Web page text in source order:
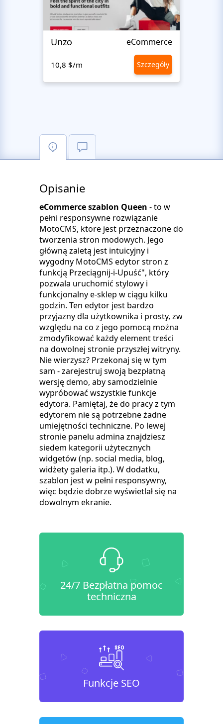
Unzo eCommerce
10,8 $/m Szczegóły
Opisanie
eCommerce szablon Queen - to w
pełni responsywne rozwiązanie
MotoCMS, ktore jest przeznaczone do
tworzenia stron modowych. Jego
główną zaletą jest intuicyjny i
wygodny MotoCMS edytor stron z
funkcją Przeciągnij-i-Upuść", który
pozwala uruchomić stylowy i
funkcjonalny e-sklep w ciągu kilku
godzin. Ten edytor jest bardzo
przyjazny dla użytkownika i prosty, zw
względu na co z jego pomocą można
zmodyfikować każdy element treści
na dowolnej stronie przyszłej witryny.
Nie wierzysz? Przekonaj się w tym
sam - zarejestruj swoją bezpłatną
wersję demo, aby samodzielnie
wypróbować wszystkie funkcje
edytora. Pamiętaj, że do pracy z tym
edytorem nie są potrzebne żadne
umiejętności techniczne. Po lewej
stronie panelu admina znajdziesz
siedem kategorii użytecznych
widgetów (np. social media, blog,
widżety galeria itp.). W dodatku,
szablon jest w pełni responsywny,
więc będzie dobrze wyświetlał się na
dowolnym ekranie.
24/7 Bezpłatna pomoc
techniczna
Funkcje SEO